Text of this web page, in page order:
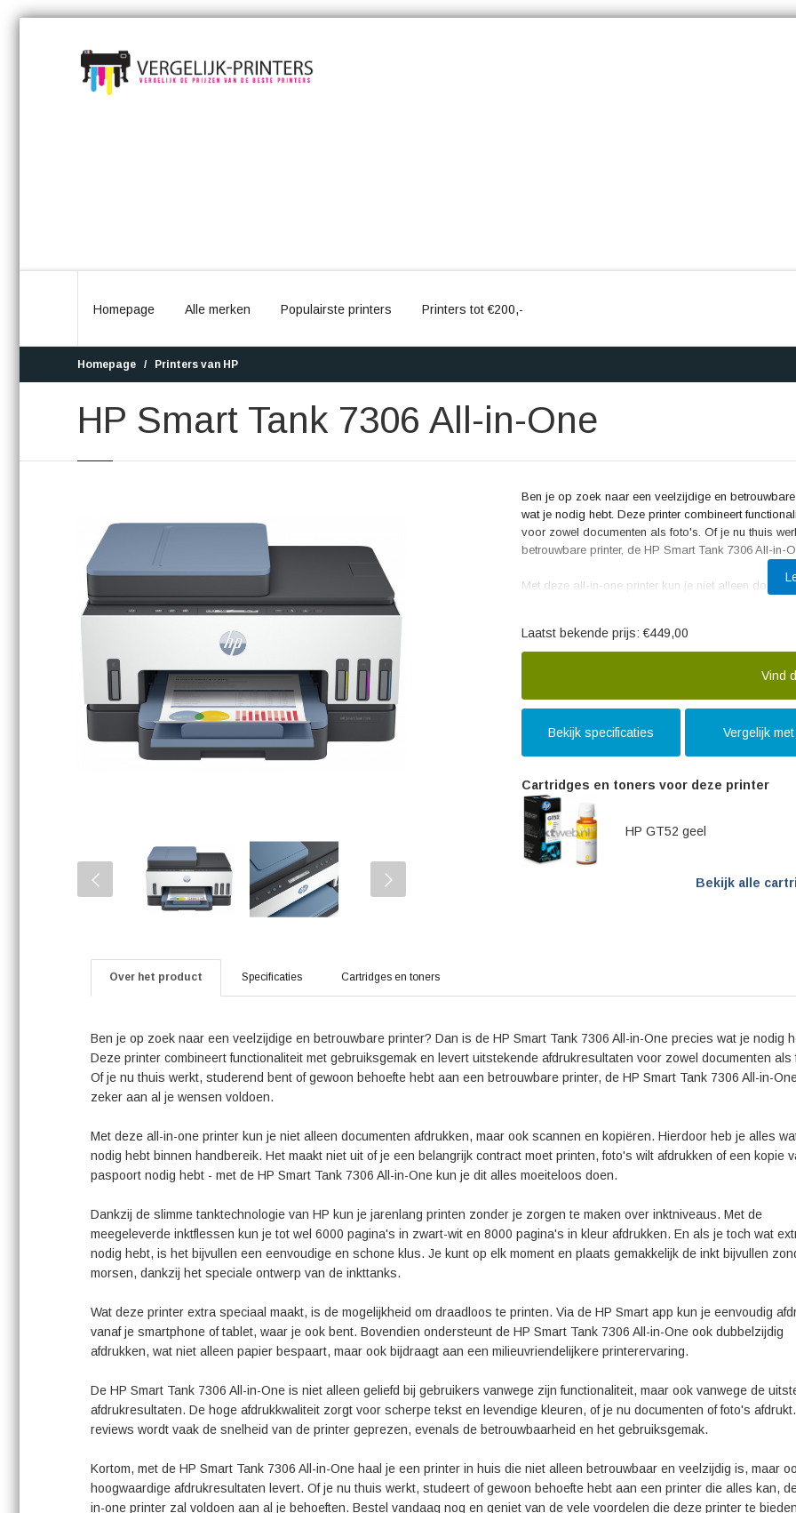
Homepage Alle merken Populairste printers Printers tot €200,-
Homepage Printers van HP
HP Smart Tank 7306 All-in-One
Ben je op zoek naar een veelzijdige en
wat je nodig hebt. Deze printer combineert
voor zowel documenten als foto's. Of je nu thuis
betrouwbare printer, de HP Smart Tank 7306 All-
Met deze all-in-one printer kun je niet alleen
moeiteloos doen.
Dankzij de slimme tanktechnologie van HP kun je
als je toch wat extra inkt nodig hebt, is het bijvullen
plaats gemakkelijk de inkt bijvullen zonder te
eenvoudig afdrukken vanaf je smartphone of tablet,
7306 All-in-One ook dubbelzijdig afdrukken, wat
milieuvriendelijkere printerervaring.
De HP Smart Tank 7306 All-in-One is niet alleen
of je nu documenten of foto's afdrukt. In reviews
printer die alles kan, deze all-in-one printer zal
de vele voordelen die deze printer te bieden heeft.
Laatst bekende prijs: €449,00
Vind
Bekijk specificaties Vergelijk
Cartridges en toners voor deze printer
HP GT52 geel
Bekijk alle
Over het product Specificaties Cartridges en toners
Ben je op zoek naar een veelzijdige en betrouwbare printer? Dan is de HP Smart Tank 7306 All-in-One precies wat je nodig
Deze printer combineert functionaliteit met gebruiksgemak en levert uitstekende afdrukresultaten voor zowel documenten als
Of je nu thuis werkt, studerend bent of gewoon behoefte hebt aan een betrouwbare printer, de HP Smart Tank 7306 All-in-
zeker aan al je wensen voldoen.
Met deze all-in-one printer kun je niet alleen documenten afdrukken, maar ook scannen en kopiëren. Hierdoor heb je alles
nodig hebt binnen handbereik. Het maakt niet uit of je een belangrijk contract moet printen, foto's wilt afdrukken of een kopie
paspoort nodig hebt - met de HP Smart Tank 7306 All-in-One kun je dit alles moeiteloos doen.
Dankzij de slimme tanktechnologie van HP kun je jarenlang printen zonder je zorgen te maken over inktniveaus. Met de
meegeleverde inktflessen kun je tot wel 6000 pagina's in zwart-wit en 8000 pagina's in kleur afdrukken. En als je toch wat
nodig hebt, is het bijvullen een eenvoudige en schone klus. Je kunt op elk moment en plaats gemakkelijk de inkt bijvullen
morsen, dankzij het speciale ontwerp van de inkttanks.
Wat deze printer extra speciaal maakt, is de mogelijkheid om draadloos te printen. Via de HP Smart app kun je eenvoudig
vanaf je smartphone of tablet, waar je ook bent. Bovendien ondersteunt de HP Smart Tank 7306 All-in-One ook dubbelzijdig
afdrukken, wat niet alleen papier bespaart, maar ook bijdraagt aan een milieuvriendelijkere printerervaring.
De HP Smart Tank 7306 All-in-One is niet alleen geliefd bij gebruikers vanwege zijn functionaliteit, maar ook vanwege de
afdrukresultaten. De hoge afdrukkwaliteit zorgt voor scherpe tekst en levendige kleuren, of je nu documenten of foto's
reviews wordt vaak de snelheid van de printer geprezen, evenals de betrouwbaarheid en het gebruiksgemak.
Kortom, met de HP Smart Tank 7306 All-in-One haal je een printer in huis die niet alleen betrouwbaar en veelzijdig is, maar
hoogwaardige afdrukresultaten levert. Of je nu thuis werkt, studeert of gewoon behoefte hebt aan een printer die alles kan,
in-one printer zal voldoen aan al je behoeften. Bestel vandaag nog en geniet van de vele voordelen die deze printer te